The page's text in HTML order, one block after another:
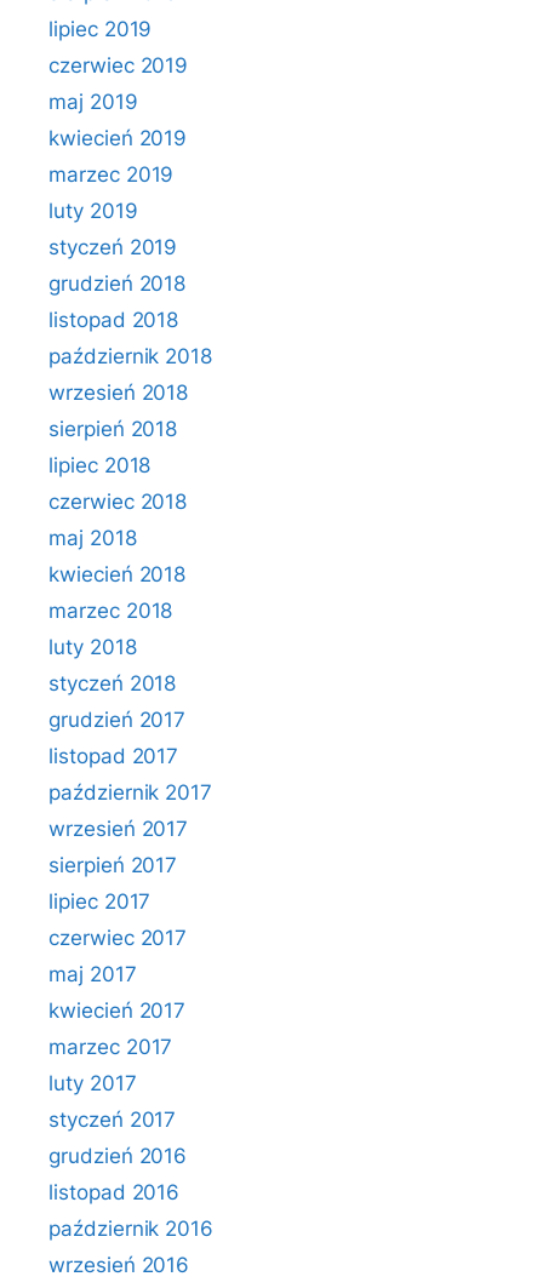
lipiec 2019
czerwiec 2019
maj 2019
kwiecień 2019
marzec 2019
luty 2019
styczeń 2019
grudzień 2018
listopad 2018
październik 2018
wrzesień 2018
sierpień 2018
lipiec 2018
czerwiec 2018
maj 2018
kwiecień 2018
marzec 2018
luty 2018
styczeń 2018
grudzień 2017
listopad 2017
październik 2017
wrzesień 2017
sierpień 2017
lipiec 2017
czerwiec 2017
maj 2017
kwiecień 2017
marzec 2017
luty 2017
styczeń 2017
grudzień 2016
listopad 2016
październik 2016
wrzesień 2016